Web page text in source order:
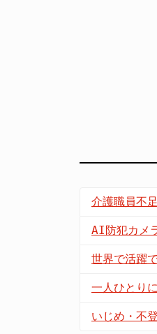
介護職員不
AI防犯カメ
世界で活躍
一人ひとり
いじめ・不